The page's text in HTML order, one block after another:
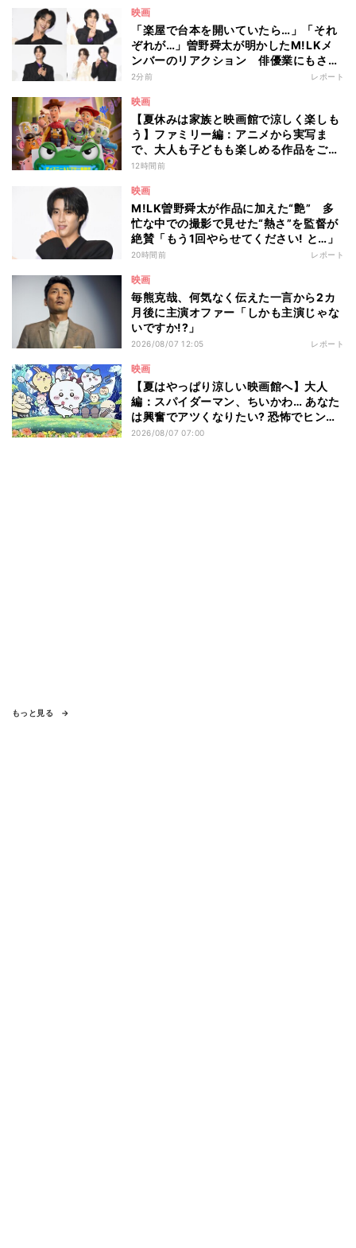
映画
「楽屋で台本を開いていたら…」「それ
ぞれが…」曽野舜太が明かしたM!LKメ
ンバーのリアクション 俳優業にもさら
なる意欲
2分前 レポート
映画
【夏休みは家族と映画館で涼しく楽しも
う】ファミリー編：アニメから実写ま
で、大人も子どもも楽しめる作品をご紹
介 - 編集部が注目する最新映画5選
12時間前
映画
M!LK曽野舜太が作品に加えた“艶” 多
忙な中での撮影で見せた“熱さ”を監督が
絶賛「もう1回やらせてください! と…」
20時間前 レポート
映画
毎熊克哉、何気なく伝えた一言から2カ
月後に主演オファー「しかも主演じゃな
いですか!?」
2026/08/07 12:05 レポート
映画
【夏はやっぱり涼しい映画館へ】大人
編：スパイダーマン、ちいかわ… あなた
は興奮でアツくなりたい? 恐怖でヒンヤ
リしたい? - 編集部が注目する最新映画5
2026/08/07 07:00
もっと見る